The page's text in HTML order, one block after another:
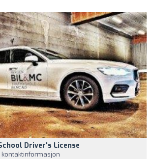
Driver's License